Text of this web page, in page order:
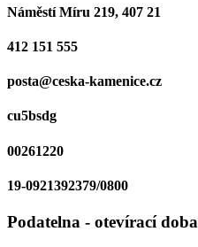
Náměstí Míru 219, 407 21
412 151 555
posta@ceska-kamenice.cz
cu5bsdg
00261220
19-0921392379/0800
Podatelna - otevírací doba